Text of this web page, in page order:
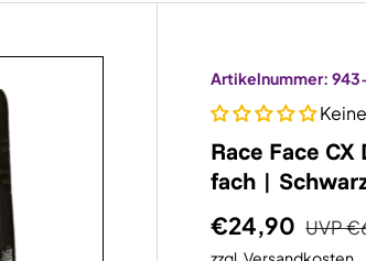
Artikelnummer:
Race Face
fach |
€24,90 UVP